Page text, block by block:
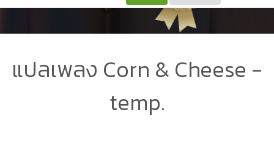
แปลเพลง Corn & Cheese -
temp.